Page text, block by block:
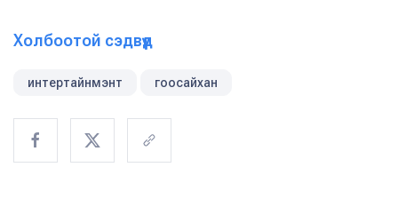
Холбоотой сэдвүүд
интертайнмэнт гоосайхан